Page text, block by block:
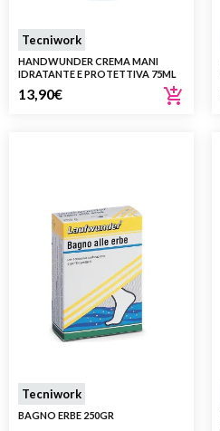
Tecniwork
HANDWUNDER CREMA MANI
IDRATANTE E PROTETTIVA 75ML
13,90€
Tecniwork
BAGNO ERBE 250GR